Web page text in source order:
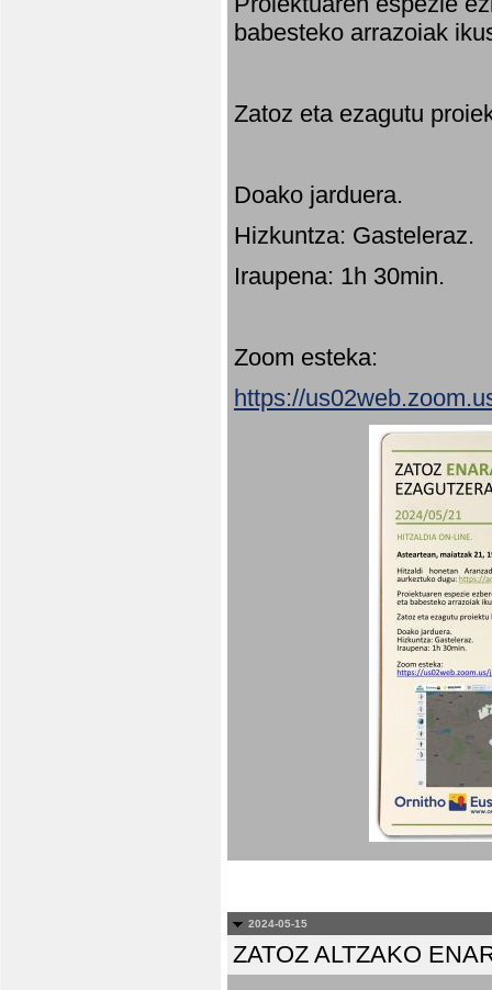
babesteko arrazoiak
Zatoz eta ezagutu
Doako jarduera.
Hizkuntza: Gasteleraz.
Iraupena: 1h 30min.
Zoom esteka:
https://
2024-05-15
ZATOZ ALTZAKO